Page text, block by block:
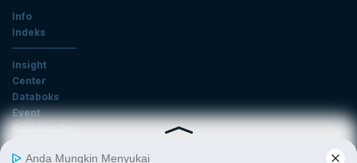
Info
Indeks
Insight
Center
Databoks
Event
KatadataOto